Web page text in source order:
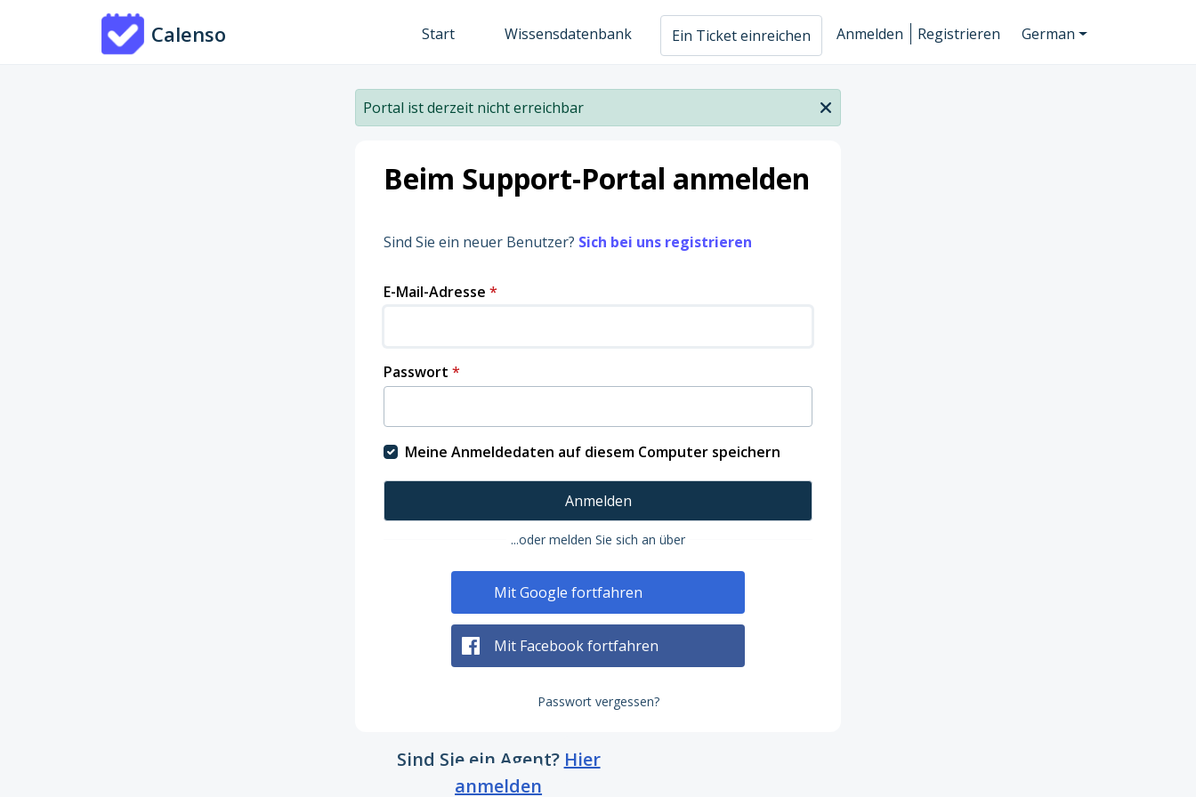
Calenso Start Wissensdatenbank Ein Ticket einreichen Anmelden Registrieren German
Portal ist derzeit nicht erreichbar
Beim Support-Portal anmelden
Sind Sie ein neuer Benutzer? Sich bei uns registrieren
E-Mail-Adresse *
Passwort *
Meine Anmeldedaten auf diesem Computer speichern
Anmelden
...oder melden Sie sich an über
Mit Google fortfahren
Mit Facebook fortfahren
Passwort vergessen?
Sind Sie ein Agent? Hier
anmelden